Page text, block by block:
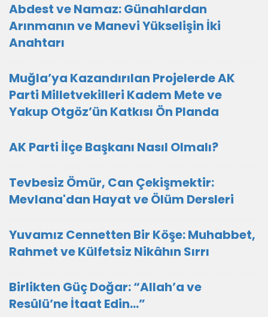
Abdest ve Namaz: Günahlardan
Arınmanın ve Manevi Yükselişin İki
Anahtarı
Muğla’ya Kazandırılan Projelerde AK
Parti Milletvekilleri Kadem Mete ve
Yakup Otgöz’ün Katkısı Ön Planda
AK Parti İlçe Başkanı Nasıl Olmalı?
Tevbesiz Ömür, Can Çekişmektir:
Mevlana'dan Hayat ve Ölüm Dersleri
Yuvamız Cennetten Bir Köşe: Muhabbet,
Rahmet ve Külfetsiz Nikâhın Sırrı
Birlikten Güç Doğar: “Allah’a ve
Resûlü’ne İtaat Edin…”